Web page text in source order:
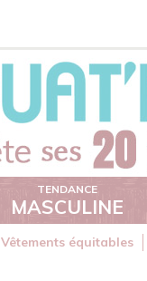
TENDANCE
MASCULINE
Vêtements équitables